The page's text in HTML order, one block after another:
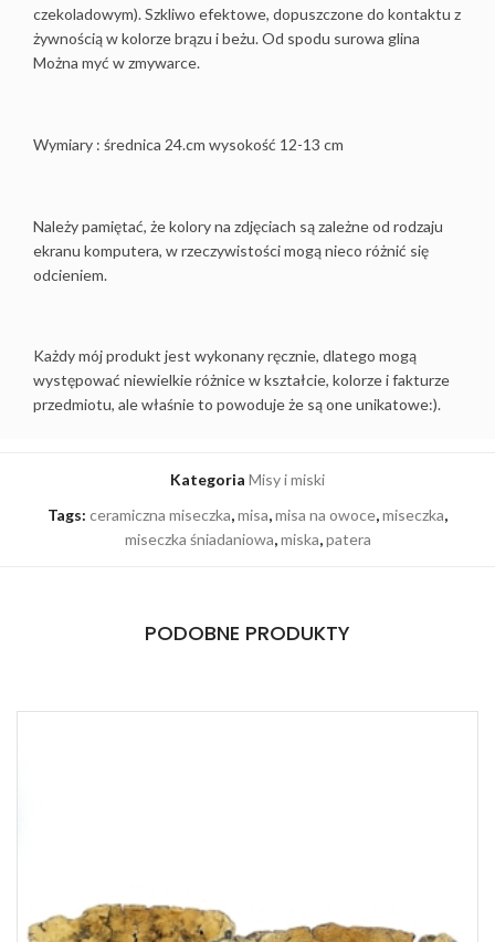
czekoladowym). Szkliwo efektowe, dopuszczone do kontaktu z
żywnością w kolorze brązu i beżu. Od spodu surowa glina
Można myć w zmywarce.
Wymiary : średnica 24.cm wysokość 12-13 cm
Należy pamiętać, że kolory na zdjęciach są zależne od rodzaju
ekranu komputera, w rzeczywistości mogą nieco różnić się
odcieniem.
Każdy mój produkt jest wykonany ręcznie, dlatego mogą
występować niewielkie różnice w kształcie, kolorze i fakturze
przedmiotu, ale właśnie to powoduje że są one unikatowe:).
Kategoria Misy i miski
Tags: ceramiczna miseczka,misa,misa na owoce,miseczka,
miseczka śniadaniowa,miska,patera
PODOBNE PRODUKTY